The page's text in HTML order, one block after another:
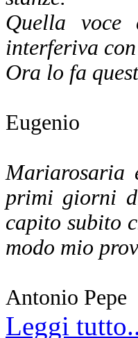
Quella voce
interferiva
Ora lo fa
Eugenio
Mariarosaria
primi giorni
capito subito
modo mio
Antonio Pepe
Leggi